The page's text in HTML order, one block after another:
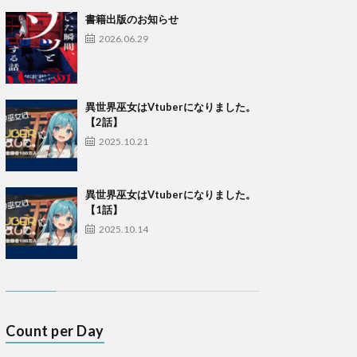
書籍出版のお知らせ
2026.06.29
異世界巫女はVtuberになりました。
【2話】
2025.10.21
異世界巫女はVtuberになりました。
【1話】
2025.10.14
Count per Day